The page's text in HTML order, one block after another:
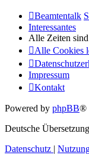
Beamtentalk
Interessantes
Alle Zeiten sind
Alle Cookies
Impressum
Kontakt
Powered by phpBB®
Deutsche
Datenschutz |